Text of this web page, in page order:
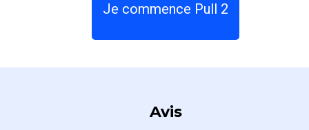
Je commence Pull 2
Avis